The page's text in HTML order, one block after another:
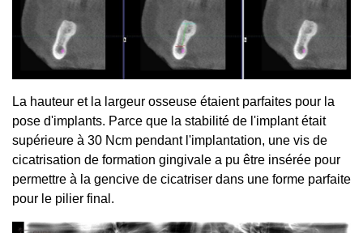
La hauteur et la largeur osseuse étaient parfaites pour la
pose d'implants. Parce que la stabilité de l'implant était
supérieure à 30 Ncm pendant l'implantation, une vis de
cicatrisation de formation gingivale a pu être insérée pour
permettre à la gencive de cicatriser dans une forme parfaite
pour le pilier final.